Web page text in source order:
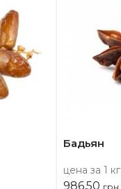
Бадьян
цена за 1 кг
986,50 грн